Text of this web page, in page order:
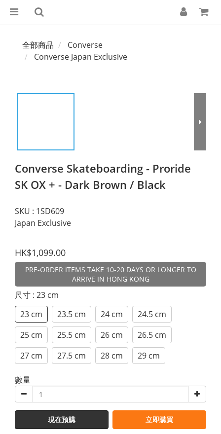
全部商品
Converse
Converse Japan Exclusive
Converse Skateboarding - Proride
SK OX + - Dark Brown / Black
SKU : 1SD609
Japan Exclusive
HK$1,099.00
PRE-ORDER ITEMS TAKE 10-20 DAYS OR LONGER TO
ARRIVE IN HONG KONG
尺寸 : 23 cm
23 cm
23.5 cm 24 cm
24.5 cm
25 cm
25.5 cm 26 cm
26.5 cm
27 cm
27.5 cm 28 cm 29 cm
數量
現在預購 立即購買